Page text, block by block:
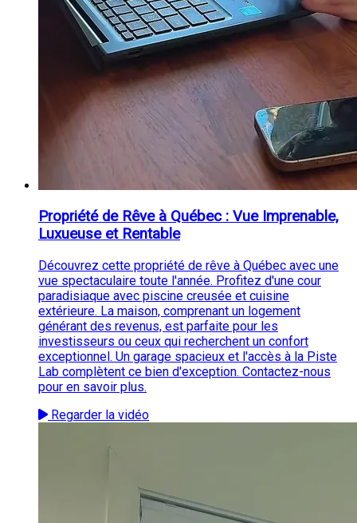
Propriété de Rêve à Québec : Vue Imprenable,
Luxueuse et Rentable
Découvrez cette propriété de rêve à Québec avec une
vue spectaculaire toute l'année. Profitez d'une cour
paradisiaque avec piscine creusée et cuisine
extérieure. La maison, comprenant un logement
générant des revenus, est parfaite pour les
investisseurs ou ceux qui recherchent un confort
exceptionnel. Un garage spacieux et l'accès à la Piste
Lab complètent ce bien d'exception. Contactez-nous
pour en savoir plus.
Regarder la vidéo